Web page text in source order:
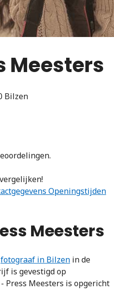
Meesters
Bilzen
Openingstijden
Meesters
fotograaf in Bilzen in de
is gevestigd op
Press Meesters is opgericht